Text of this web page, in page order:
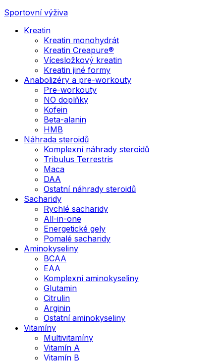
Sportovní výživa
Kreatin
Kreatin monohydrát
Kreatin Creapure®
Vícesložkový kreatin
Kreatin jiné formy
Anabolizéry a pre-workouty
Pre-workouty
NO doplňky
Kofein
Beta-alanin
HMB
Náhrada steroidů
Komplexní náhrady steroidů
Tribulus Terrestris
Maca
DAA
Ostatní náhrady steroidů
Sacharidy
Rychlé sacharidy
All-in-one
Energetické gely
Pomalé sacharidy
Aminokyseliny
BCAA
EAA
Komplexní aminokyseliny
Glutamin
Citrulin
Arginin
Ostatní aminokyseliny
Vitamíny
Multivitamíny
Vitamín A
Vitamín B